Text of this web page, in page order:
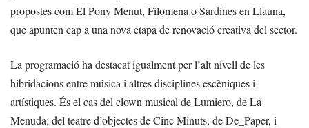
propostes com El Pony Menut, Filomena o Sardines en Llauna,
que apunten cap a una nova etapa de renovació creativa del sector.
La programació ha destacat igualment per l’alt nivell de les
hibridacions entre música i altres disciplines escèniques i
artístiques. És el cas del clown musical de Lumiero, de La
Menuda; del teatre d’objectes de Cinc Minuts, de De_Paper, i